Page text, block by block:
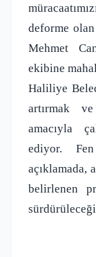
deforme olan
Mehmet
ekibine
Haliliye
artırmak
amacıyla
ediyor.
açıklamada,
belirlenen